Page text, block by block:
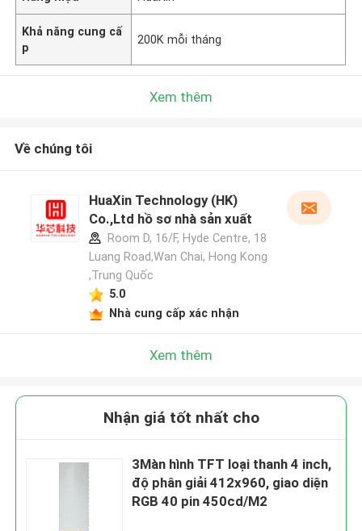
Khả năng cung cấ
p
200K mỗi tháng
Xem thêm
Về chúng tôi
HuaXin Technology (HK)
Co.,Ltd hồ sơ nhà sản xuất
Room D, 16/F, Hyde Centre, 18
Luang Road,Wan Chai, Hong Kong
,Trung Quốc
5.0
Nhà cung cấp xác nhận
Xem thêm
Nhận giá tốt nhất cho
3Màn hình TFT loại thanh 4 inch,
độ phân giải 412x960, giao diện
RGB 40 pin 450cd/M2